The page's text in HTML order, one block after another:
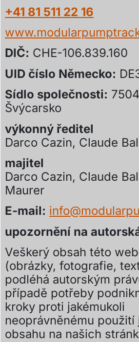
+41 81 511 22 16
DIČ: CHE-106.839.160
UID číslo Německo:
Sídlo společnosti:
Švýcarsko
výkonný ředitel
Darco Cazin, Claude
majitel
Darco Cazin, Claude
Maurer
E-mail:
upozornění na
Veškerý obsah této
(obrázky, fotografie,
podléhá autorským
případě potřeby
kroky proti jakémukoli
neoprávněnému použití
obsahu na našich